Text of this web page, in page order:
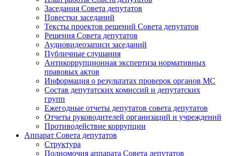
Заседания Cовета депутатов
Повестки заседаний
Тексты проектов решений Совета депутатов
Решения Совета депутатов
Аудиовидеозаписи заседаний
Публичные слушания
Антикоррупционная экспертиза нормативных
правовых актов
Информация о результатах проверок органов МС
Состав депутатских комиссий и депутатских
групп
Ежегодные отчеты депутатов совета депутатов
Отчеты руководителей организаций и учреждений
Противодействие коррупции
Аппарат Совета депутатов
Структура
Полномочия аппарата Совета депутатов